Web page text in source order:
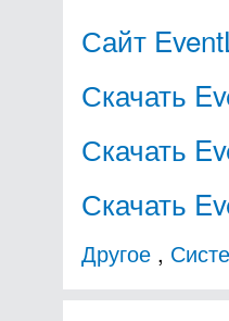
Сайт
Скачать
Скачать
Скачать
Другое ,